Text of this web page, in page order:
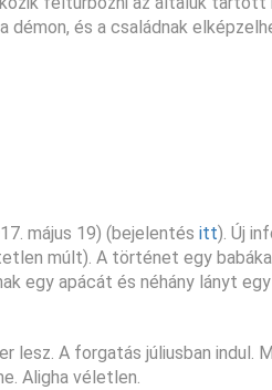
démon, és a családnak
május 19) (bejelentés itt). Új
múlt). A történet egy
egy apácát és néhány lányt
A forgatás júliusban indul.
Aligha véletlen.